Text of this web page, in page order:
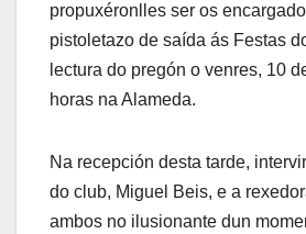
propuxéronlles ser os
pistoletazo de saída ás Festas
lectura do pregón o venres, 10
horas na Alameda.
Na recepción desta tarde,
do club, Miguel Beis, e a
ambos no ilusionante dun